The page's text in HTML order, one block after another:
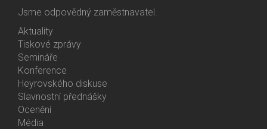
Jsme odpovědný zaměstnavatel.
Bottom
Menu
Activities
Aktuality
Tiskové zprávy
Semináře
Konference
Heyrovského diskuse
Slavnostní přednášky
Ocenění
Média